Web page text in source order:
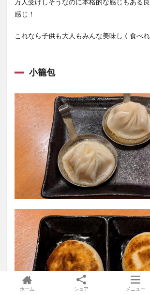
万人受けしそうなのに本格的な感じもある
感じ！
これなら子供も大人もみんな美味しく食べれ
小籠包
ホーム シェア メニュー